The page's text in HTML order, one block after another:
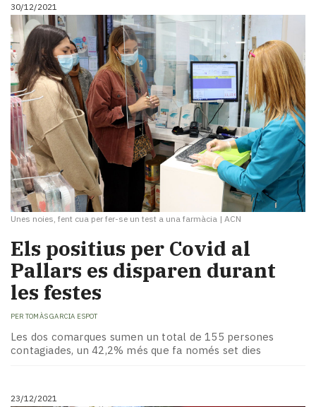
30/12/2021
Unes noies, fent cua per fer-se un test a una farmàcia | ACN
Els positius per Covid al
Pallars es disparen durant
les festes
PER TOMÀS GARCIA ESPOT
Les dos comarques sumen un total de 155 persones
contagiades, un 42,2% més que fa només set dies
23/12/2021